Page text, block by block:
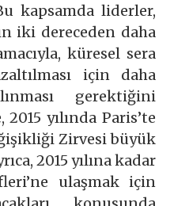
kapsamda liderler,
iki dereceden daha
küresel sera
için daha
gerektiğini
yılında Paris’te
Zirvesi büyük
2015 yılına kadar
ulaşmak için